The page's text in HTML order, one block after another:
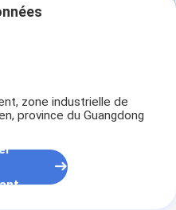
zone industrielle de
province du Guangdong